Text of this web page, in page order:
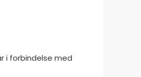
i forbindelse med